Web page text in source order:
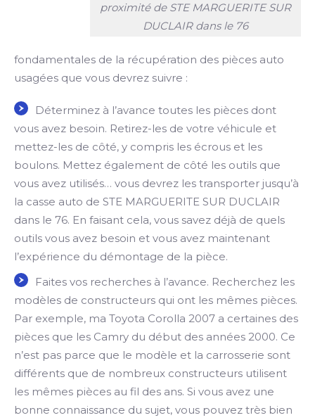
proximité de STE MARGUERITE SUR
DUCLAIR dans le 76
fondamentales de la récupération des pièces auto
usagées que vous devrez suivre :
Déterminez à l’avance toutes les pièces dont
vous avez besoin. Retirez-les de votre véhicule et
mettez-les de côté, y compris les écrous et les
boulons. Mettez également de côté les outils que
vous avez utilisés… vous devrez les transporter jusqu’à
la casse auto de STE MARGUERITE SUR DUCLAIR
dans le 76. En faisant cela, vous savez déjà de quels
outils vous avez besoin et vous avez maintenant
l’expérience du démontage de la pièce.
Faites vos recherches à l’avance. Recherchez les
modèles de constructeurs qui ont les mêmes pièces.
Par exemple, ma Toyota Corolla 2007 a certaines des
pièces que les Camry du début des années 2000. Ce
n’est pas parce que le modèle et la carrosserie sont
différents que de nombreux constructeurs utilisent
les mêmes pièces au fil des ans. Si vous avez une
bonne connaissance du sujet, vous pouvez très bien